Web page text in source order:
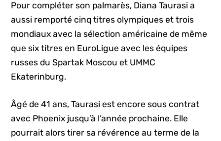
Pour compléter son palmarès, Diana Taurasi a
aussi remporté cinq titres olympiques et trois
mondiaux avec la sélection américaine de même
que six titres en EuroLigue avec les équipes
russes du Spartak Moscou et UMMC
Ekaterinburg.
Âgé de 41 ans, Taurasi est encore sous contrat
avec Phoenix jusqu’à l’année prochaine. Elle
pourrait alors tirer sa révérence au terme de la